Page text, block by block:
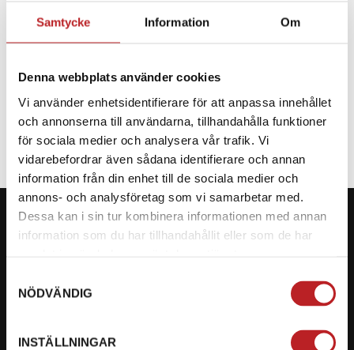
Samtycke Information Om
Denna webbplats använder cookies
Vi använder enhetsidentifierare för att anpassa innehållet
och annonserna till användarna, tillhandahålla funktioner
för sociala medier och analysera vår trafik. Vi
vidarebefordrar även sådana identifierare och annan
information från din enhet till de sociala medier och
annons- och analysföretag som vi samarbetar med.
Dessa kan i sin tur kombinera informationen med annan
information som du har tillhandahållit eller som de har
NÖDVÄNDIG
INSTÄLLNINGAR
SPECIFIKATION
Org. nummer: 5566689278